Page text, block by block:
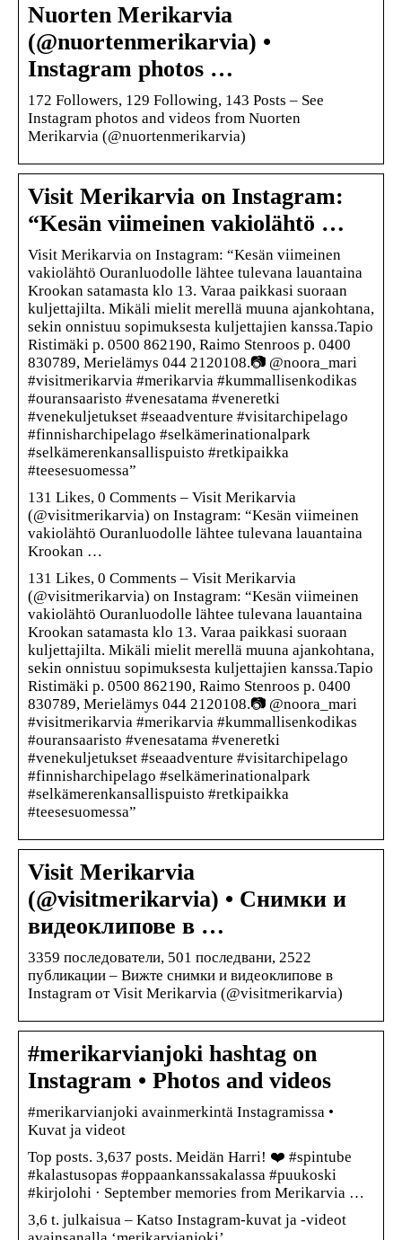
Nuorten Merikarvia
(@nuortenmerikarvia) •
Instagram photos …
172 Followers, 129 Following, 143 Posts – See
Instagram photos and videos from Nuorten
Merikarvia (@nuortenmerikarvia)
Visit Merikarvia on Instagram:
“Kesän viimeinen vakiolähtö …
Visit Merikarvia on Instagram: “Kesän viimeinen
vakiolähtö Ouranluodolle lähtee tulevana lauantaina
Krookan satamasta klo 13. Varaa paikkasi suoraan
kuljettajilta. Mikäli mielit merellä muuna ajankohtana,
sekin onnistuu sopimuksesta kuljettajien kanssa.Tapio
Ristimäki p. 0500 862190, Raimo Stenroos p. 0400
830789, Merielämys 044 2120108.📷 @noora_mari
#visitmerikarvia #merikarvia #kummallisenkodikas
#ouransaaristo #venesatama #veneretki
#venekuljetukset #seaadventure #visitarchipelago
#finnisharchipelago #selkämerinationalpark
#selkämerenkansallispuisto #retkipaikka
#teesesuomessa”
131 Likes, 0 Comments – Visit Merikarvia
(@visitmerikarvia) on Instagram: “Kesän viimeinen
vakiolähtö Ouranluodolle lähtee tulevana lauantaina
Krookan …
131 Likes, 0 Comments – Visit Merikarvia
(@visitmerikarvia) on Instagram: “Kesän viimeinen
vakiolähtö Ouranluodolle lähtee tulevana lauantaina
Krookan satamasta klo 13. Varaa paikkasi suoraan
kuljettajilta. Mikäli mielit merellä muuna ajankohtana,
sekin onnistuu sopimuksesta kuljettajien kanssa.Tapio
Ristimäki p. 0500 862190, Raimo Stenroos p. 0400
830789, Merielämys 044 2120108.📷 @noora_mari
#visitmerikarvia #merikarvia #kummallisenkodikas
#ouransaaristo #venesatama #veneretki
#venekuljetukset #seaadventure #visitarchipelago
#finnisharchipelago #selkämerinationalpark
#selkämerenkansallispuisto #retkipaikka
#teesesuomessa”
Visit Merikarvia
(@visitmerikarvia) • Снимки и
видеоклипове в …
3359 последователи, 501 последвани, 2522
публикации – Вижте снимки и видеоклипове в
Instagram от Visit Merikarvia (@visitmerikarvia)
#merikarvianjoki hashtag on
Instagram • Photos and videos
#merikarvianjoki avainmerkintä Instagramissa •
Kuvat ja videot
Top posts. 3,637 posts. Meidän Harri! ❤️ #spintube
#kalastusopas #oppaankanssakalassa #puukoski
#kirjolohi · September memories from Merikarvia …
3,6 t. julkaisua – Katso Instagram-kuvat ja -videot